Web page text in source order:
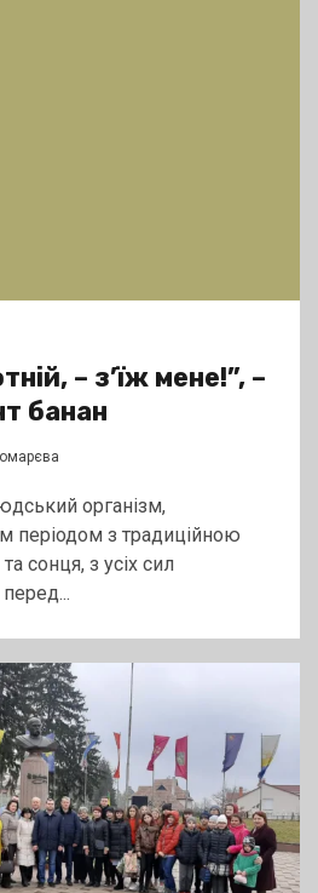
– з’їж мене!”, –
банан
організм,
періодом з традиційною
сонця, з усіх сил